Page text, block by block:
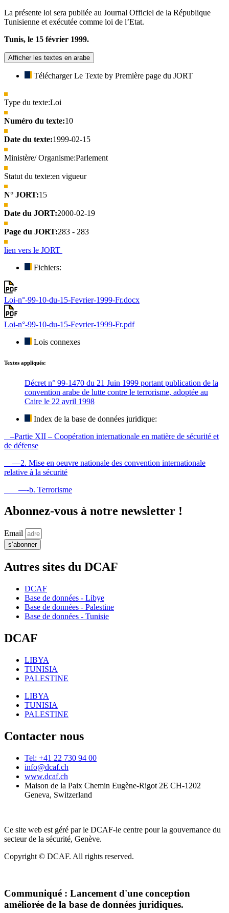
La présente loi sera publiée au Journal Officiel de la République
Tunisienne et exécutée comme loi de l’Etat.
Tunis, le 15 février 1999.
Afficher les textes en arabe
Télécharger Le Texte by Première page du JORT
Type du texte:Loi
Numéro du texte:10
Date du texte:1999-02-15
Ministère/ Organisme:Parlement
Statut du texte:en vigueur
N° JORT:15
Date du JORT:2000-02-19
Page du JORT:283 - 283
lien vers le JORT
Fichiers:
Loi-n°-99-10-du-15-Fevrier-1999-Fr.docx
Loi-n°-99-10-du-15-Fevrier-1999-Fr.pdf
Lois connexes
Textes appliqués:
Décret n° 99-1470 du 21 Juin 1999 portant publication de la
convention arabe de lutte contre le terrorisme, adoptée au
Caire le 22 avril 1998
Index de la base de données juridique:
–Partie XII – Coopération internationale en matière de sécurité et
de défense
—2. Mise en oeuvre nationale des convention internationale
relative à la sécurité
—-b. Terrorisme
Abonnez-vous à notre newsletter !
Email
s’abonner
Autres sites du DCAF
DCAF
Base de données - Libye
Base de données - Palestine
Base de données - Tunisie
DCAF
LIBYA
TUNISIA
PALESTINE
LIBYA
TUNISIA
PALESTINE
Contacter nous
Tel: +41 22 730 94 00
info@dcaf.ch
www.dcaf.ch
Maison de la Paix Chemin Eugène-Rigot 2E CH-1202
Geneva, Switzerland
Ce site web est géré par le DCAF-le centre pour la gouvernance du
secteur de la sécurité, Genève.
Copyright © DCAF. All rights reserved.
Communiqué : Lancement d'une conception
améliorée de la base de données juridiques.